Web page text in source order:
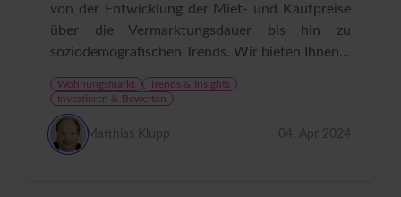
von der Entwicklung der Miet- und Kaufpreise
über die Vermarktungsdauer bis hin zu
soziodemografischen Trends. Wir bieten Ihnen...
Wohnungsmarkt
Trends & Insights
Investieren & Bewerten
Matthias Klupp 04. Apr 2024